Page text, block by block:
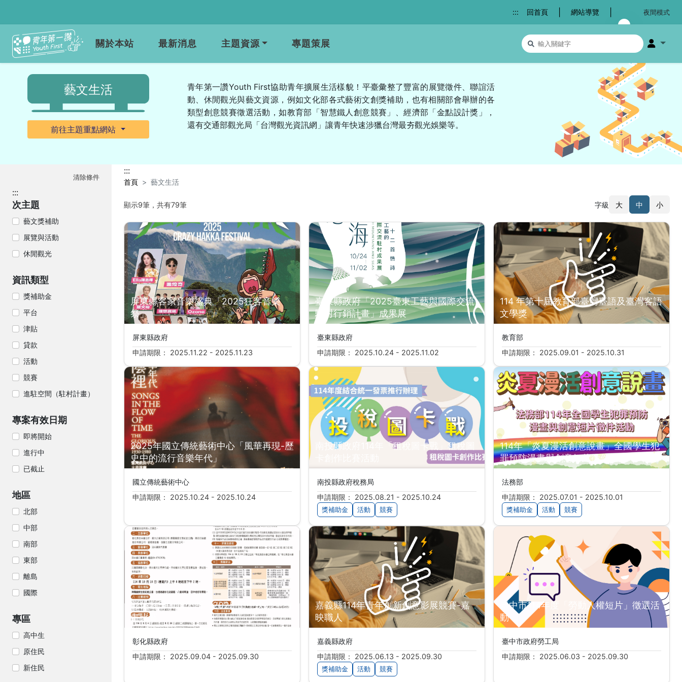
::: 回首頁 網站導覽 夜間模式
關於本站 最新消息 主題資源 專題策展 搜尋關鍵字 會員選
藝文生活
前往主題重點網站
青年第一讚Youth First協助青年擴展生活樣貌！平臺彙整了豐富的展覽徵件、聯誼活
動、休閒觀光與藝文資源，例如文化部各式藝術文創獎補助，也有相關部會舉辦的各
類型創意競賽徵選活動，如教育部「智慧鐵人創意競賽」、經濟部「金點設計獎」，
還有交通部觀光局「台灣觀光資訊網」讓青年快速涉獵台灣最夯觀光娛樂等。
清除條件
:::
次主題
藝文獎補助
展覽與活動
休閒觀光
資訊類型
獎補助金
平台
津貼
貸款
活動
競賽
進駐空間（駐村計畫）
專案有效日期
即將開始
進行中
已截止
地區
北部
中部
南部
東部
離島
國際
專區
高中生
原住民
新住民
:::
首頁 藝文生活
顯示9筆，共有79筆 字級 大 中 小
搜尋結果
屏東縣客家音樂盛典「2025狂客音樂
祭」
屏東縣政府
申請期限： 2025.11.22 - 2025.11.23
臺東縣政府「2025臺東工藝與國際交流
駐村行銷計畫」成果展
臺東縣政府
申請期限： 2025.10.24 - 2025.11.02
114 年第十屆教育部臺灣臺語及臺灣客語
文學獎
教育部
申請期限： 2025.09.01 - 2025.10.31
2025年國立傳統藝術中心「風華再現-歷
史中的流行音樂年代」
國立傳統藝術中心
申請期限： 2025.10.24 - 2025.10.24
南投縣政府114年「租稅圖卡戰」租稅圖
南投縣政府稅務局
申請期限： 2025.08.21 - 2025.10.24
獎補助金 活動 競賽
114年「炎夏漫活創意說畫」全國學生犯
罪預防漫畫與創意短片徵件活動
法務部
申請期限： 2025.07.01 - 2025.10.01
獎補助金 活動 競賽
彰化縣田中鎮公所「2025 田中央寫生繪
畫比賽」
彰化縣政府
申請期限： 2025.09.04 - 2025.09.30
嘉義縣114年青年創新創意影展競賽-嘉
映職人
嘉義縣政府
申請期限： 2025.06.13 - 2025.09.30
獎補助金 活動 競賽
臺中市114年度「勞動人權短片」徵選活
動
臺中市政府勞工局
申請期限： 2025.06.03 - 2025.09.30